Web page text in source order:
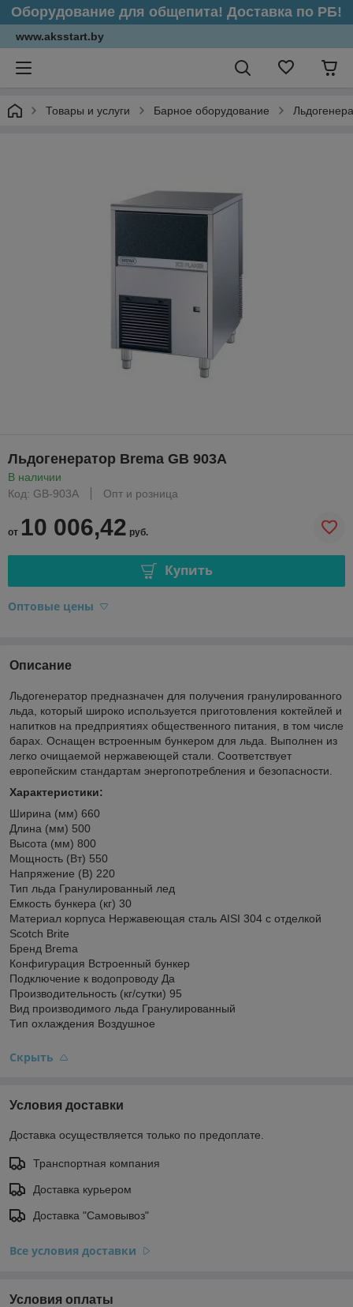
Оборудование для общепита! Доставка по РБ!
www.aksstart.by
Товары и услуги Барное оборудование
Льдогенератор Brema GВ 903A
В наличии
Код: GB-903A
Опт и розница
от 10 006,42 руб.
Купить
Оптовые цены
Описание
Льдогенератор предназначен для получения гранулированного
льда, который широко используется приготовления коктейлей и
напитков на предприятиях общественного питания, в том числе
барах. Оснащен встроенным бункером для льда. Выполнен из
легко очищаемой нержавеющей стали. Соответствует
европейским стандартам энергопотребления и безопасности.
Характеристики:
Ширина (мм) 660
Длина (мм) 500
Высота (мм) 800
Мощность (Вт) 550
Напряжение (В) 220
Тип льда Гранулированный лед
Емкость бункера (кг) 30
Материал корпуса Нержавеющая сталь AISI 304 с отделкой
Scotch Brite
Бренд Brema
Конфигурация Встроенный бункер
Подключение к водопроводу Да
Производительность (кг/сутки) 95
Вид производимого льда Гранулированный
Тип охлаждения Воздушное
Скрыть
Условия доставки
Доставка осуществляется только по предоплате.
Транспортная компания
Доставка курьером
Доставка "Самовывоз"
Все условия доставки
Условия оплаты